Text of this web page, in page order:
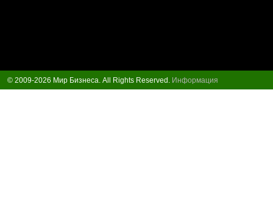
© 2009-2026 Мир Бизнеса. All Rights Reserved. Информация